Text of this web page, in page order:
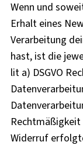
Wenn und
Erhalt eines
Verarbeitung
hast, ist die
lit a) DSGVO
Widerruf